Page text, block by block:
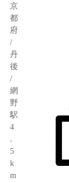
京
都
府
/
丹
後
/
網
野
駅
4
.
5
k
m